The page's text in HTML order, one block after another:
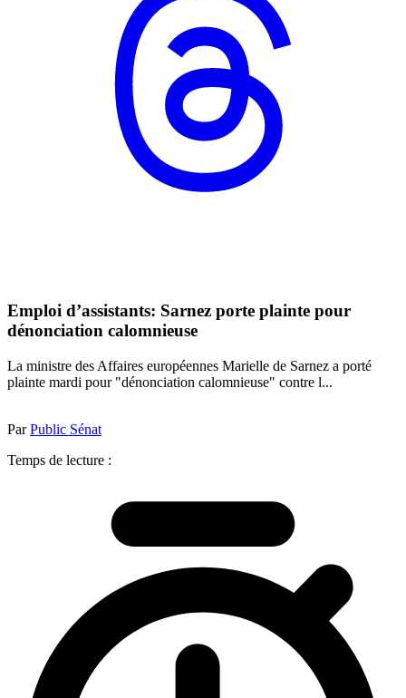
Emploi d’assistants: Sarnez porte plainte pour
dénonciation calomnieuse
La ministre des Affaires européennes Marielle de Sarnez a porté
plainte mardi pour "dénonciation calomnieuse" contre l...
ParPublic Sénat
Temps de lecture :